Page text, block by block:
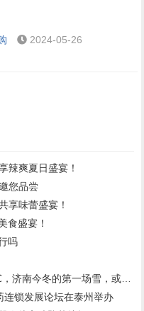
2024-05-26
辣爽夏日盛宴！
您品尝
享味蕾盛宴！
食盛宴！
吗
的第一场雪，或跟去年同一时间！
连锁发展论坛在泰州举办